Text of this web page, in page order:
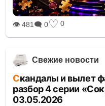
👁 481 🗨 0♡ 0
Свежие новости
Скандалы и вылет фаворитов: полный
разбор 4 серии
03.05.2026